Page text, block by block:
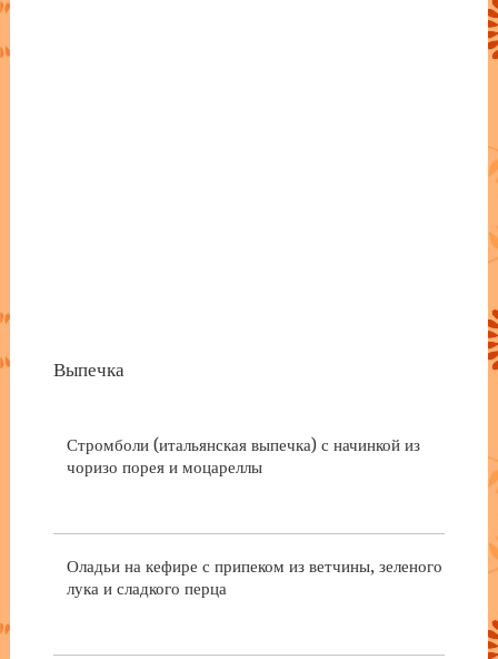
Выпечка
Стромболи (итальянская выпечка) с начинкой из
чоризо порея и моцареллы
Оладьи на кефире с припеком из ветчины, зеленого
лука и сладкого перца